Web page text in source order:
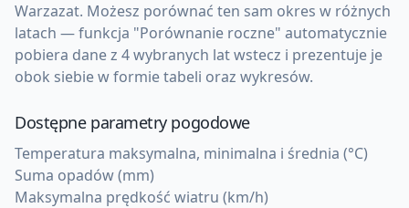
Warzazat. Możesz porównać ten sam okres w różnych
latach — funkcja "Porównanie roczne" automatycznie
pobiera dane z 4 wybranych lat wstecz i prezentuje je
obok siebie w formie tabeli oraz wykresów.
Dostępne parametry pogodowe
Temperatura maksymalna, minimalna i średnia (°C)
Suma opadów (mm)
Maksymalna prędkość wiatru (km/h)